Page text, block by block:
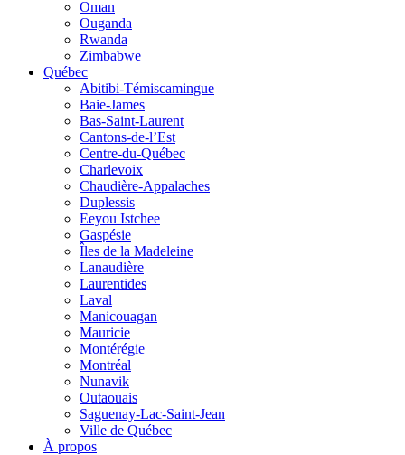
Oman
Ouganda
Rwanda
Zimbabwe
Québec
Abitibi-Témiscamingue
Baie-James
Bas-Saint-Laurent
Cantons-de-l’Est
Centre-du-Québec
Charlevoix
Chaudière-Appalaches
Duplessis
Eeyou Istchee
Gaspésie
Îles de la Madeleine
Lanaudière
Laurentides
Laval
Manicouagan
Mauricie
Montérégie
Montréal
Nunavik
Outaouais
Saguenay-Lac-Saint-Jean
Ville de Québec
À propos